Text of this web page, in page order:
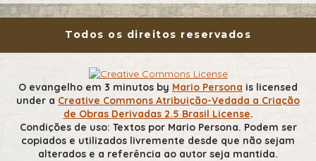
Todos os direitos reservados
O evangelho em 3 minutos by Mario Persona is licensed
under a Creative Commons Atribuição-Vedada a Criação
de Obras Derivadas 2.5 Brasil License.
Condições de uso: Textos por Mario Persona. Podem ser
copiados e utilizados livremente desde que não sejam
alterados e a referência ao autor seja mantida.